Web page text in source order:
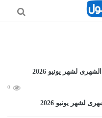
0